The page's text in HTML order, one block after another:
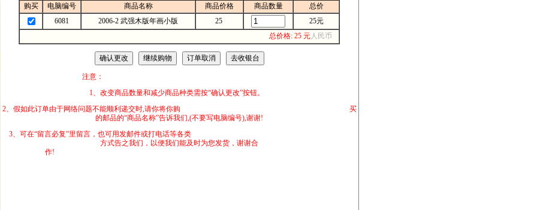
购买 电脑编号 商品名称 商品价格 商品数量
总价
6081
2006-2 武强木版年画小版 25
25元
总价格: 25 元人民币
注意：
1、改变商品数量和减少商品种类需按“确认更改”按钮。
2、假如此订单由于网络问题不能顺利递交时,请你将你购 买
的邮品的“商品名称”告诉我们,(不要写电脑编号),谢谢!
3、可在“留言必复”里留言，也可用发邮件或打电话等各类
方式告之我们，以便我们能及时为您发货，谢谢合
作!